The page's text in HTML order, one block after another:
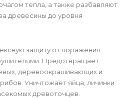
тепла, а также разбавляют
древесины до уровня
защиту от поражения
Предотвращает
деревоокрашивающих и
Уничтожает яйца, личинки
древоточцев.